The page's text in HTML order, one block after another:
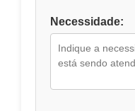
Necessidade: